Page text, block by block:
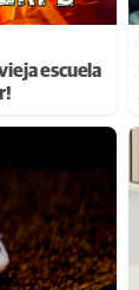
escuela